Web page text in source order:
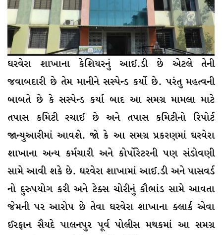
ઘરવેરા શાખાના કેશિયરનું આઈ.ડી છે એટલે તેની
જવાબદારી છે તેમ માનીને સસ્પેન્ડ કર્યો છે. પરંતુ મહત્વની
બાબતે છે કે સસ્પેન્ડ કર્યા બાદ આ સમગ્ર મામલા માટે
તપાસ કમિટી રચાઈ છે અને તપાસ કમિટીનો રિપોર્ટ
જાન્યુઆરીમાં આવશે. જો કે આ સમગ્ર પ્રકરણમાં ઘરવેરા
શાખાના અન્ય કર્મચારી અને કોર્પોરેટરની પણ સંડોવણી
સામે આવી શકે છે. ઘરવેરા શાખામાં આઈ.ડી અને પાસવર્ડ
નો દુરુપયોગ કરી અને ટેક્સ ચોરીનું કૌભાંડ સામે આવતા
જેમની પર આરોપ છે તેવા ઘરવેરા શાખાના ક્લાર્ક એવા
ઈરફાન સૈયદે પાલનપુર પૂર્વ પોલીસ મથકમાં આ સમગ્ર